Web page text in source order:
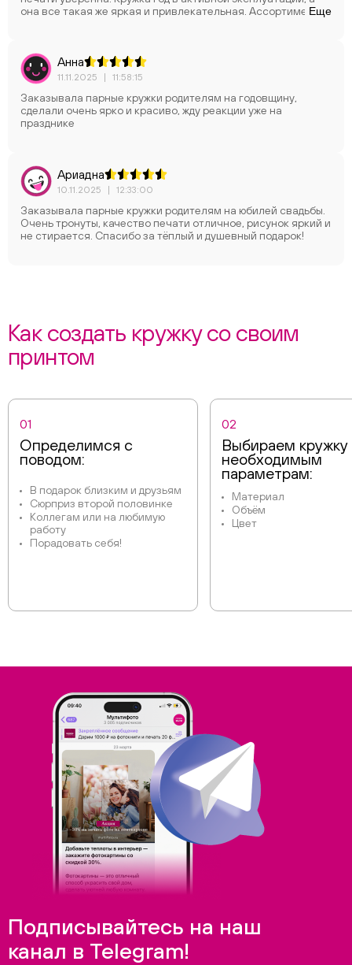
она все такая же яркая и привлекательная. Ассортимент
Еще
Анна
11.11.2025 | 11:58:15
Заказывала парные кружки родителям на годовщину,
сделали очень ярко и красиво, жду реакции уже на
празднике
Ариадна
10.11.2025 | 12:33:00
Заказывала парные кружки родителям на юбилей свадьбы.
Очень тронуты, качество печати отличное, рисунок яркий и
не стирается. Спасибо за тёплый и душевный подарок!
Как создать кружку со своим
принтом
01
Определимся с
поводом:
В подарок близким и друзьям
Сюрприз второй половинке
Коллегам или на любимую
работу
Порадовать себя!
02
Выбираем кружку
необходимым
параметрам:
Материал
Объём
Цвет
Подписывайтесь на наш
канал в Telegram!